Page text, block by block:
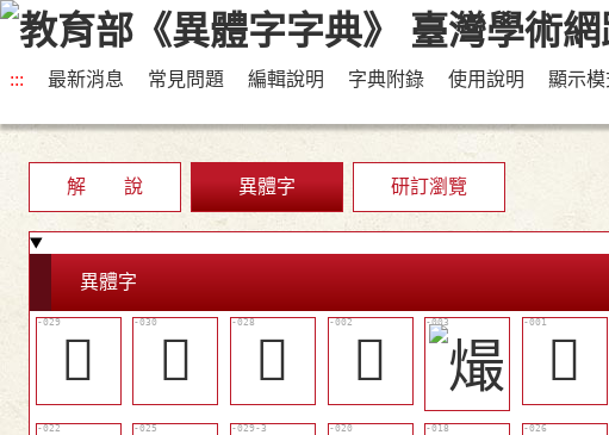
::: 最新消息 常見問題 編輯說明 字典附錄 使用說明 顯示模
解 說 異體字 研訂瀏覽
異體字
󳠪 󳠯 󳠩 𤍾 𤏷